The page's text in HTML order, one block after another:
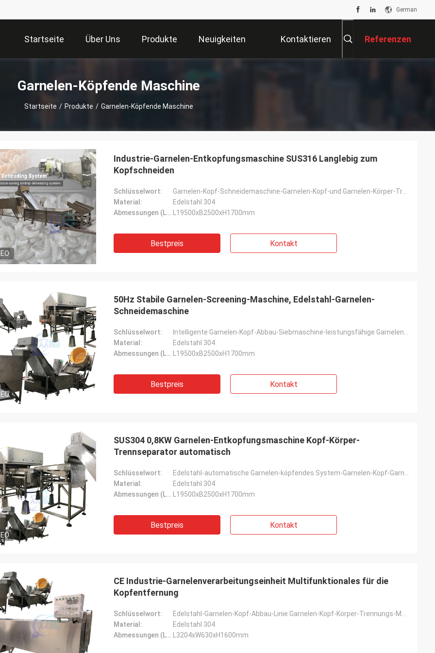
German
Startseite Über Uns Produkte Neuigkeiten Kontaktieren Referenzen
Garnelen-Köpfende Maschine
Startseite / Produkte / Garnelen-Köpfende Maschine
Industrie-Garnelen-Entkopfungsmaschine SUS316 Langlebig zum
Kopfschneiden
Schlüsselwort:
Material:
Edelstahl 304
Abmessungen (L*W*H):
L19500xB2500xH1700mm
Bestpreis Kontakt
50Hz Stabile Garnelen-Screening-Maschine, Edelstahl-Garnelen-
Schneidemaschine
Schlüsselwort:
Material:
Edelstahl 304
Abmessungen (L*W*H):
L19500xB2500xH1700mm
Bestpreis Kontakt
SUS304 0,8KW Garnelen-Entkopfungsmaschine Kopf-Körper-
Trennseparator automatisch
Schlüsselwort:
Material:
Edelstahl 304
Abmessungen (L*W*H):
L19500xB2500xH1700mm
Bestpreis Kontakt
CE Industrie-Garnelenverarbeitungseinheit Multifunktionales für die
Kopfentfernung
Schlüsselwort:
Material:
Edelstahl 304
Abmessungen (L*W*H):
L3204xW630xH1600mm